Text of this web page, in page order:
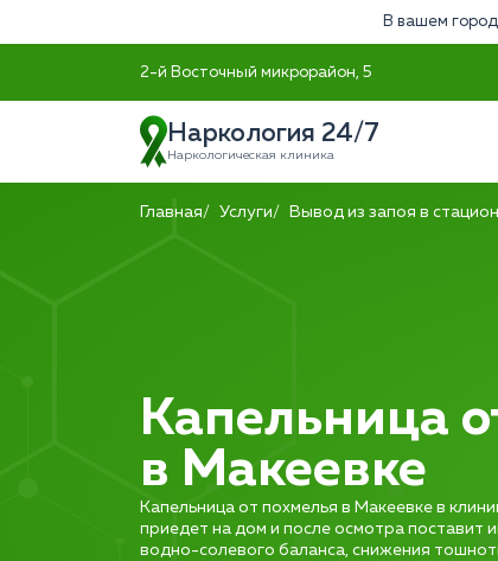
В вашем
2-й Восточный микрорайон, 5
Наркология 24/7
Наркологическая клиника
Главная Услуги Вывод из запоя в
Капельница
в Макеевке
Капельница от похмелья в Макеевке в
приедет на дом и после осмотра поставит
водно-солевого баланса, снижения